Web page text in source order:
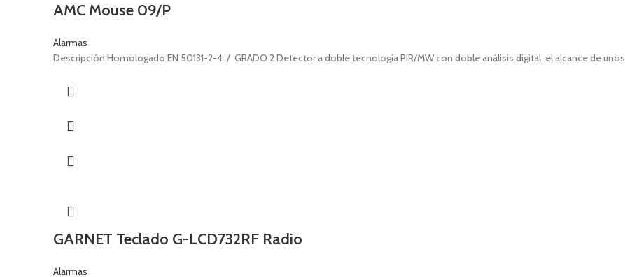
AMC Mouse 09/P
Alarmas
Descripción Homologado EN 50131-2-4 / GRADO 2 Detector a doble tecnología PIR/MW con doble análisis digital, el alcance de unos
GARNET Teclado G-LCD732RF Radio
Alarmas